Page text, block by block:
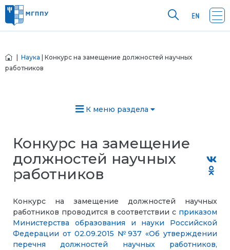
Наука | Конкурс на замещение должностей научных
работников
К меню раздела
Конкурс на замещение
должностей научных
работников
Конкурс на замещение должностей научных
работников проводится в соответствии с приказом
Министерства образования и науки Российской
Федерации от 02.09.2015 №937 «Об утверждении
перечня должностей научных работников,